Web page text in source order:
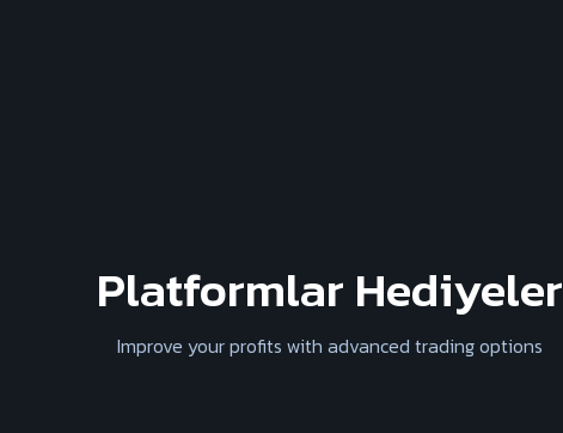
Platformlar Hediyeler
Improve your profits with advanced trading options